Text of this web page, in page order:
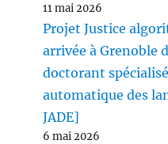
11 mai 2026
Projet Justice
arrivée à Grenoble
doctorant
automatique des
JADE]
6 mai 2026